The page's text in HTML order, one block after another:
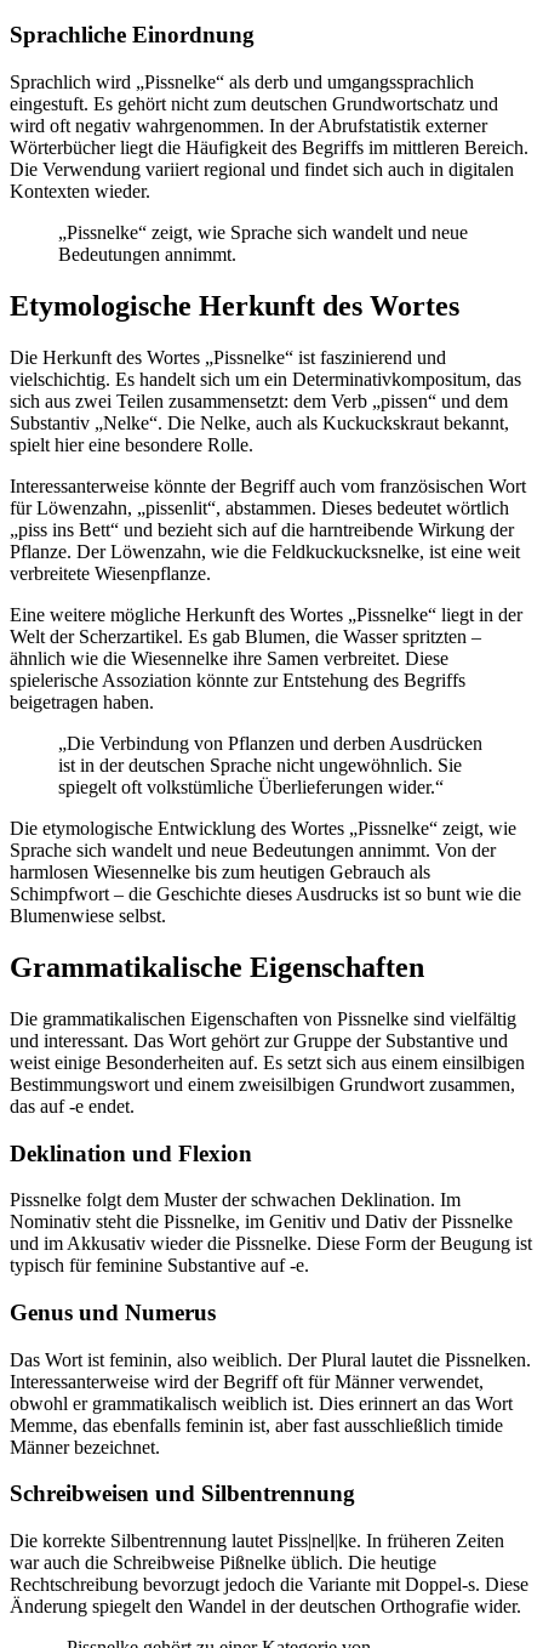
Sprachliche Einordnung
Sprachlich wird „Pissnelke“ als derb und umgangssprachlich
eingestuft. Es gehört nicht zum deutschen Grundwortschatz und
wird oft negativ wahrgenommen. In der Abrufstatistik externer
Wörterbücher liegt die Häufigkeit des Begriffs im mittleren Bereich.
Die Verwendung variiert regional und findet sich auch in digitalen
Kontexten wieder.
„Pissnelke“ zeigt, wie Sprache sich wandelt und neue
Bedeutungen annimmt.
Etymologische Herkunft des Wortes
Die Herkunft des Wortes „Pissnelke“ ist faszinierend und
vielschichtig. Es handelt sich um ein Determinativkompositum, das
sich aus zwei Teilen zusammensetzt: dem Verb „pissen“ und dem
Substantiv „Nelke“. Die Nelke, auch als Kuckuckskraut bekannt,
spielt hier eine besondere Rolle.
Interessanterweise könnte der Begriff auch vom französischen Wort
für Löwenzahn, „pissenlit“, abstammen. Dieses bedeutet wörtlich
„piss ins Bett“ und bezieht sich auf die harntreibende Wirkung der
Pflanze. Der Löwenzahn, wie die Feldkuckucksnelke, ist eine weit
verbreitete Wiesenpflanze.
Eine weitere mögliche Herkunft des Wortes „Pissnelke“ liegt in der
Welt der Scherzartikel. Es gab Blumen, die Wasser spritzten –
ähnlich wie die Wiesennelke ihre Samen verbreitet. Diese
spielerische Assoziation könnte zur Entstehung des Begriffs
beigetragen haben.
„Die Verbindung von Pflanzen und derben Ausdrücken
ist in der deutschen Sprache nicht ungewöhnlich. Sie
spiegelt oft volkstümliche Überlieferungen wider.“
Die etymologische Entwicklung des Wortes „Pissnelke“ zeigt, wie
Sprache sich wandelt und neue Bedeutungen annimmt. Von der
harmlosen Wiesennelke bis zum heutigen Gebrauch als
Schimpfwort – die Geschichte dieses Ausdrucks ist so bunt wie die
Blumenwiese selbst.
Grammatikalische Eigenschaften
Die grammatikalischen Eigenschaften von Pissnelke sind vielfältig
und interessant. Das Wort gehört zur Gruppe der Substantive und
weist einige Besonderheiten auf. Es setzt sich aus einem einsilbigen
Bestimmungswort und einem zweisilbigen Grundwort zusammen,
das auf -e endet.
Deklination und Flexion
Pissnelke folgt dem Muster der schwachen Deklination. Im
Nominativ steht die Pissnelke, im Genitiv und Dativ der Pissnelke
und im Akkusativ wieder die Pissnelke. Diese Form der Beugung ist
typisch für feminine Substantive auf -e.
Genus und Numerus
Das Wort ist feminin, also weiblich. Der Plural lautet die Pissnelken.
Interessanterweise wird der Begriff oft für Männer verwendet,
obwohl er grammatikalisch weiblich ist. Dies erinnert an das Wort
Memme, das ebenfalls feminin ist, aber fast ausschließlich timide
Männer bezeichnet.
Schreibweisen und Silbentrennung
Die korrekte Silbentrennung lautet Piss|nel|ke. In früheren Zeiten
war auch die Schreibweise Pißnelke üblich. Die heutige
Rechtschreibung bevorzugt jedoch die Variante mit Doppel-s. Diese
Änderung spiegelt den Wandel in der deutschen Orthografie wider.